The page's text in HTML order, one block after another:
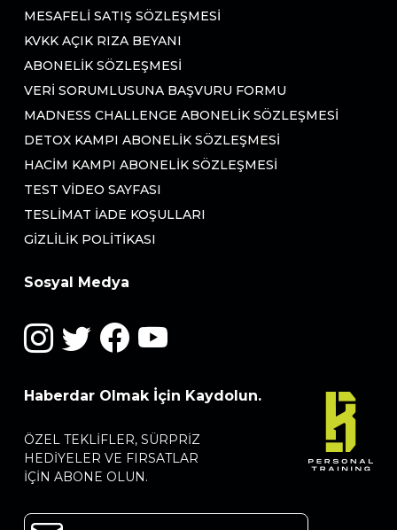
MESAFELI SATIŞ SÖZLEŞMESI
KVKK AÇIK RIZA BEYANI
ABONELIK SÖZLEŞMESI
VERI SORUMLUSUNA BAŞVURU FORMU
MADNESS CHALLENGE ABONELIK SÖZLEŞMESI
DETOX KAMPI ABONELIK SÖZLEŞMESI
HACIM KAMPI ABONELIK SÖZLEŞMESI
TEST VIDEO SAYFASI
TESLIMAT İADE KOŞULLARI
GIZLILIK POLITIKASI
Sosyal Medya
Haberdar Olmak İçin Kaydolun.
ÖZEL TEKLIFLER, SÜRPRIZ
HEDIYELER VE FIRSATLAR
IÇIN ABONE OLUN.